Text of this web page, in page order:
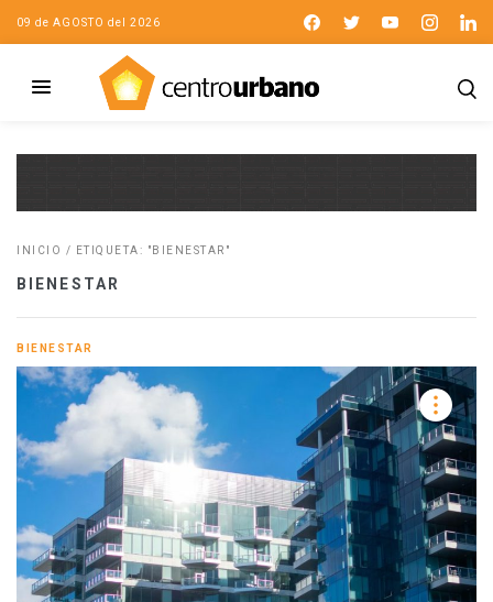
09 de AGOSTO del 2026
INICIO / ETIQUETA: "BIENESTAR"
BIENESTAR
BIENESTAR